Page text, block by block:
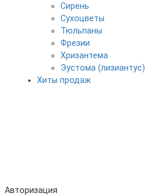
Сирень
Сухоцветы
Тюльпаны
Фрезии
Хризантема
Эустома (лизиантус)
Хиты продаж
Авторизация